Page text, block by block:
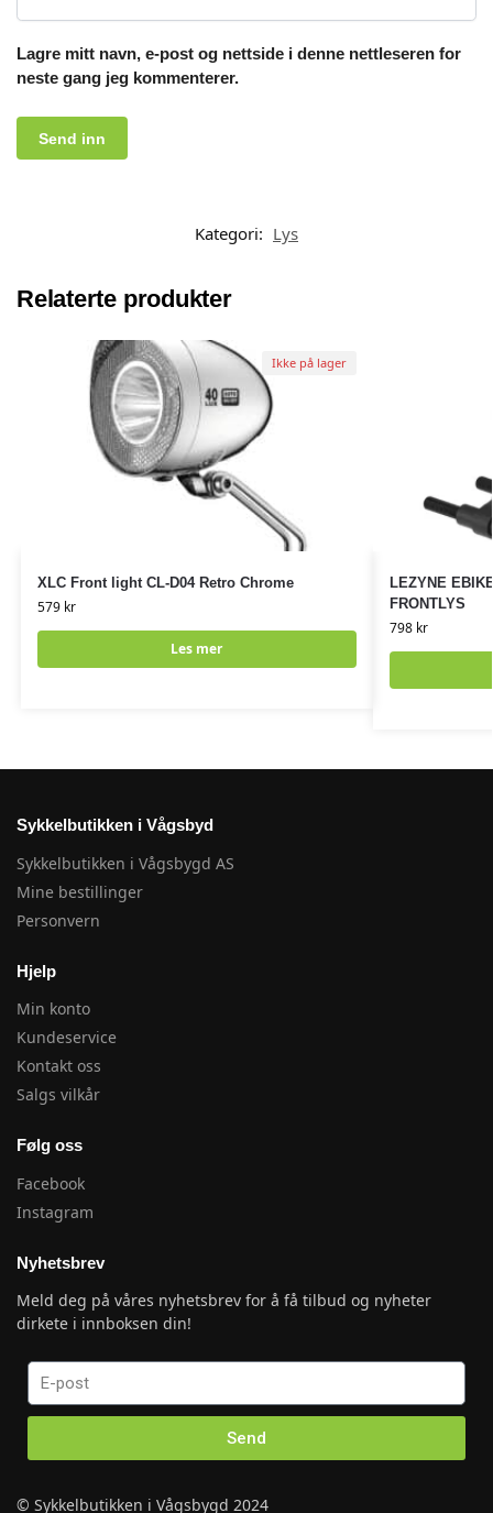
Lagre mitt navn, e-post og nettside i denne nettleseren for
neste gang jeg kommenterer.
Kategori: Lys
Relaterte produkter
XLC Front light CL-D04 Retro Chrome
579 kr
Les mer
Ikke på lager
LEZYNE
FRONTLYS
798 kr
Sykkelbutikken i Vågsbyd
Sykkelbutikken i Vågsbygd AS
Mine bestillinger
Personvern
Hjelp
Min konto
Kundeservice
Kontakt oss
Salgs vilkår
Følg oss
Facebook
Instagram
Nyhetsbrev
Meld deg på våres nyhetsbrev for å få tilbud og nyheter
dirkete i innboksen din!
Send
© Sykkelbutikken i Vågsbygd 2024